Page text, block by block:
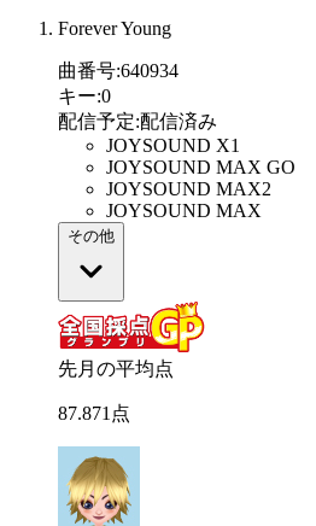
Forever Young
曲番号:640934
キー:0
配信予定:配信済み
JOYSOUND X1
JOYSOUND MAX GO
JOYSOUND MAX2
JOYSOUND MAX
その他
先月の平均点
87.871 点